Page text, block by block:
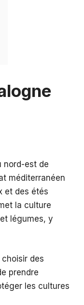
nord-est de
méditerranéen
et des étés
la culture
légumes, y
des
prendre
les cultures